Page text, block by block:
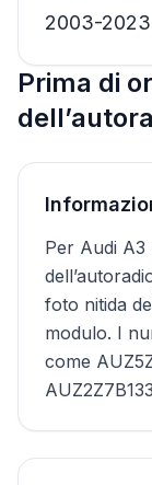
2003-2023
Prima di
Per Audi A3
foto nitida
modulo. I
come